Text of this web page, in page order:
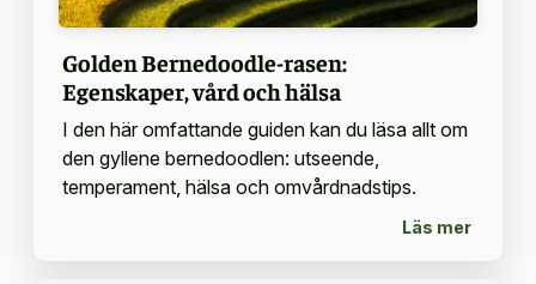
Golden Bernedoodle-rasen:
Egenskaper, vård och hälsa
I den här omfattande guiden kan du läsa allt om
den gyllene bernedoodlen: utseende,
temperament, hälsa och omvårdnadstips.
Läs mer